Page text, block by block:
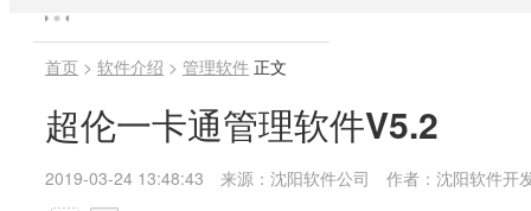
首页 > 软件介绍 > 管理软件 正文
超伦一卡通管理软件V5.2
2019-03-24 13:48:43 来源：沈阳软件公司 作者：沈阳软件开